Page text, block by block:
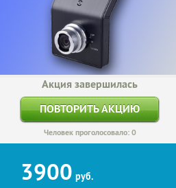
Акция завершилась
ПОВТОРИТЬ АКЦИЮ
Человек проголосовало: 0
3900 руб.